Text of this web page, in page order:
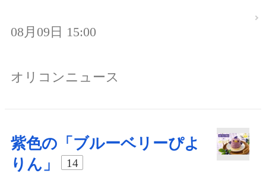
08月09日 15:00
オリコンニュース
紫色の「ブルーベリーぴよ
りん」
14